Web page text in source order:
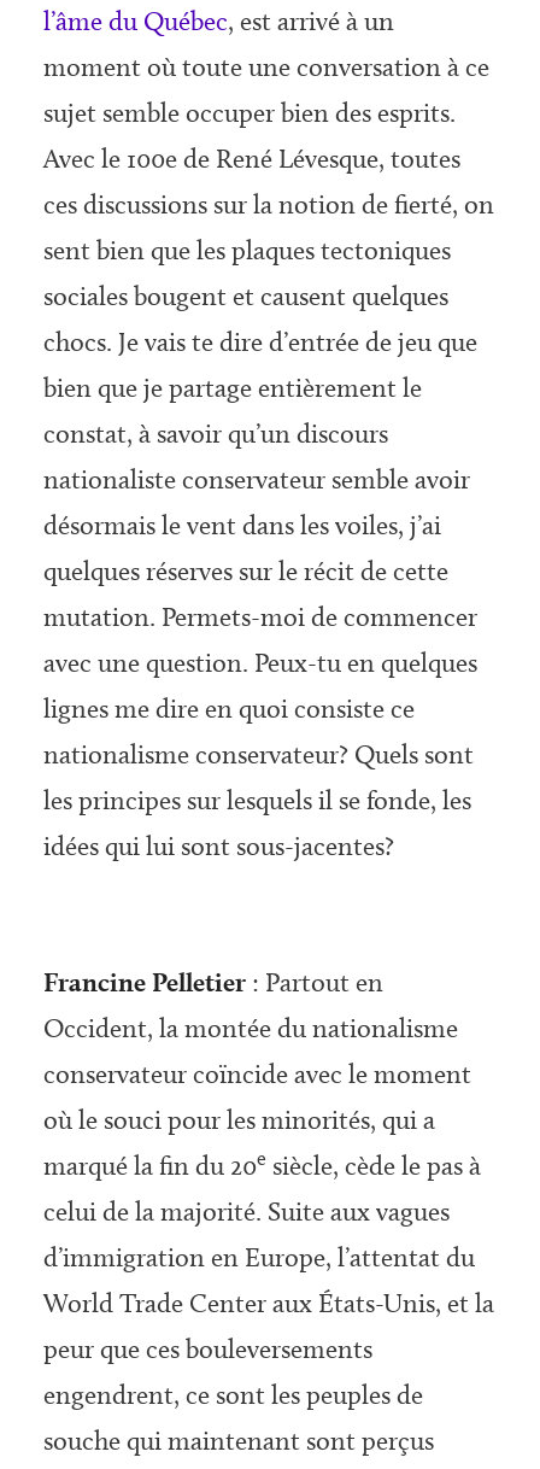
l’âme du Québec, est arrivé à un
moment où toute une conversation à ce
sujet semble occuper bien des esprits.
Avec le 100e de René Lévesque, toutes
ces discussions sur la notion de fierté, on
sent bien que les plaques tectoniques
sociales bougent et causent quelques
chocs. Je vais te dire d’entrée de jeu que
bien que je partage entièrement le
constat, à savoir qu’un discours
nationaliste conservateur semble avoir
désormais le vent dans les voiles, j’ai
quelques réserves sur le récit de cette
mutation. Permets-moi de commencer
avec une question. Peux-tu en quelques
lignes me dire en quoi consiste ce
nationalisme conservateur? Quels sont
les principes sur lesquels il se fonde, les
idées qui lui sont sous-jacentes?
Francine Pelletier : Partout en
Occident, la montée du nationalisme
conservateur coïncide avec le moment
où le souci pour les minorités, qui a
marqué la fin du 20e siècle, cède le pas à
celui de la majorité. Suite aux vagues
d’immigration en Europe, l’attentat du
World Trade Center aux États-Unis, et la
peur que ces bouleversements
engendrent, ce sont les peuples de
souche qui maintenant sont perçus